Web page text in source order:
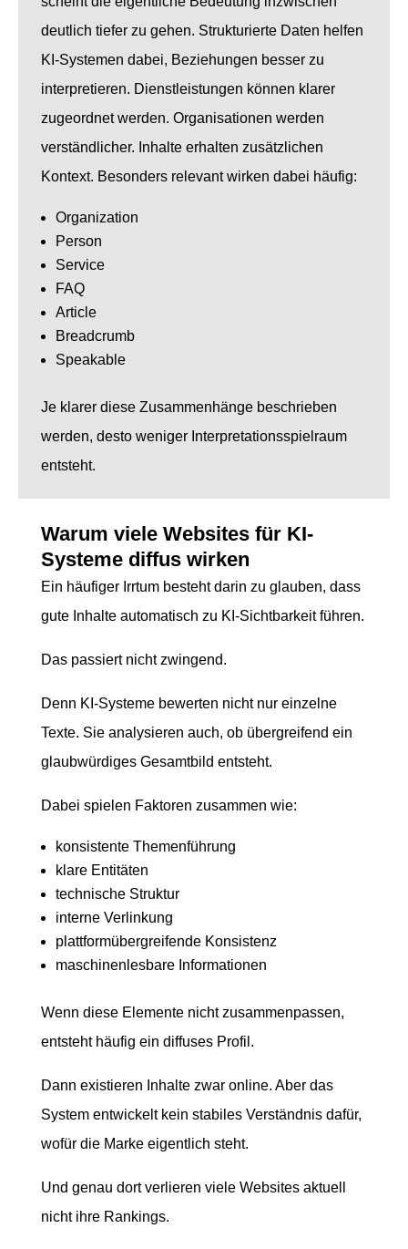
deutlich tiefer zu gehen. Strukturierte Daten helfen
KI-Systemen dabei, Beziehungen besser zu
interpretieren. Dienstleistungen können klarer
zugeordnet werden. Organisationen werden
verständlicher. Inhalte erhalten zusätzlichen
Kontext. Besonders relevant wirken dabei häufig:
Organization
Person
Service
FAQ
Article
Breadcrumb
Speakable
Je klarer diese Zusammenhänge beschrieben
werden, desto weniger Interpretationsspielraum
entsteht.
Warum viele Websites für KI-
Systeme diffus wirken
Ein häufiger Irrtum besteht darin zu glauben, dass
gute Inhalte automatisch zu KI-Sichtbarkeit führen.
Das passiert nicht zwingend.
Denn KI-Systeme bewerten nicht nur einzelne
Texte. Sie analysieren auch, ob übergreifend ein
glaubwürdiges Gesamtbild entsteht.
Dabei spielen Faktoren zusammen wie:
konsistente Themenführung
klare Entitäten
technische Struktur
interne Verlinkung
plattformübergreifende Konsistenz
maschinenlesbare Informationen
Wenn diese Elemente nicht zusammenpassen,
entsteht häufig ein diffuses Profil.
Dann existieren Inhalte zwar online. Aber das
System entwickelt kein stabiles Verständnis dafür,
wofür die Marke eigentlich steht.
Und genau dort verlieren viele Websites aktuell
nicht ihre Rankings.